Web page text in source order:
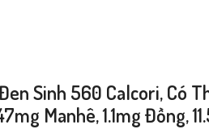
Sinh 560 Calcori, Có
Manhê, 1.1mg Đồng,